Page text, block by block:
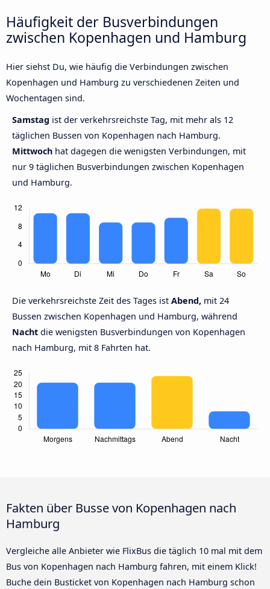
Häufigkeit der Busverbindungen
zwischen Kopenhagen und Hamburg
Hier siehst Du, wie häufig die Verbindungen zwischen
Kopenhagen und Hamburg zu verschiedenen Zeiten und
Wochentagen sind.
Samstag ist der verkehrsreichste Tag, mit mehr als 12
täglichen Bussen von Kopenhagen nach Hamburg.
Mittwoch hat dagegen die wenigsten Verbindungen, mit
nur 9 täglichen Busverbindungen zwischen Kopenhagen
und Hamburg.
Die verkehrsreichste Zeit des Tages ist Abend, mit 24
Bussen zwischen Kopenhagen und Hamburg, während
Nacht die wenigsten Busverbindungen von Kopenhagen
nach Hamburg, mit 8 Fahrten hat.
Fakten über Busse von Kopenhagen nach
Hamburg
Vergleiche alle Anbieter wie FlixBus die täglich 10 mal mit dem
Bus von Kopenhagen nach Hamburg fahren, mit einem Klick!
Buche dein Busticket von Kopenhagen nach Hamburg schon